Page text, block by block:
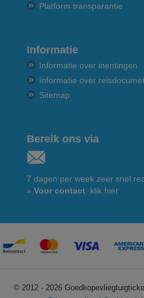
Platform transparantie
Informatie
Informatie over inentingen
Informatie over
Sitemap
Bereik ons via
7 dagen per week zeer snel
» Voor contact: klik hier
© 2012 - 2026